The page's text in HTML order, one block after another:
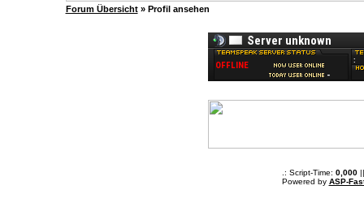
Forum Übersicht» Profil ansehen
.: Script-Time: 0,000||
Powered by ASP-